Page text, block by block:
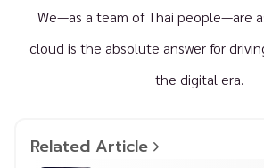
We—as a team of Thai people—are
cloud is the absolute answer for
the digital era.
Related Article